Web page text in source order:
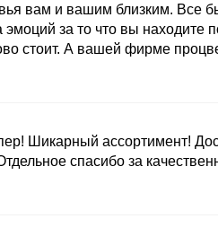
вам и вашим близким. Все
эмоций за то что вы находите
стоит. А вашей фирме
Шикарный ассортимент!
спасибо за